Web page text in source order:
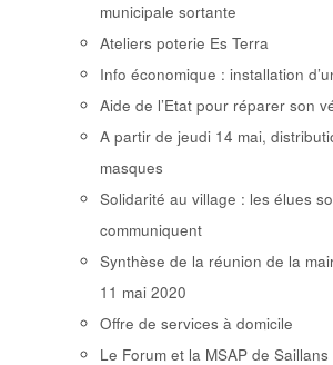
municipale sortante
Ateliers poterie Es Terra
Info économique : installation
Aide de l’Etat pour réparer son
A partir de jeudi 14 mai,
masques
Solidarité au village : les élues
communiquent
Synthèse de la réunion de la
11 mai 2020
Offre de services à domicile
Le Forum et la MSAP de